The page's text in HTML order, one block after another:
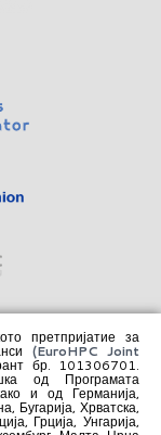
претпријатие за
(EuroHPC Joint
бр. 101306701.
од Програмата
и од Германија,
Бугарија, Хрватска,
Грција, Унгарија,